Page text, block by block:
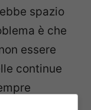
spazio
è che
essere
continue